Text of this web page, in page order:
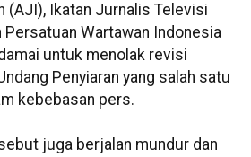
(AJI), Ikatan Jurnalis Televisi
Persatuan Wartawan Indonesia
untuk menolak revisi
Penyiaran yang salah satu
kebebasan pers.
juga berjalan mundur dan